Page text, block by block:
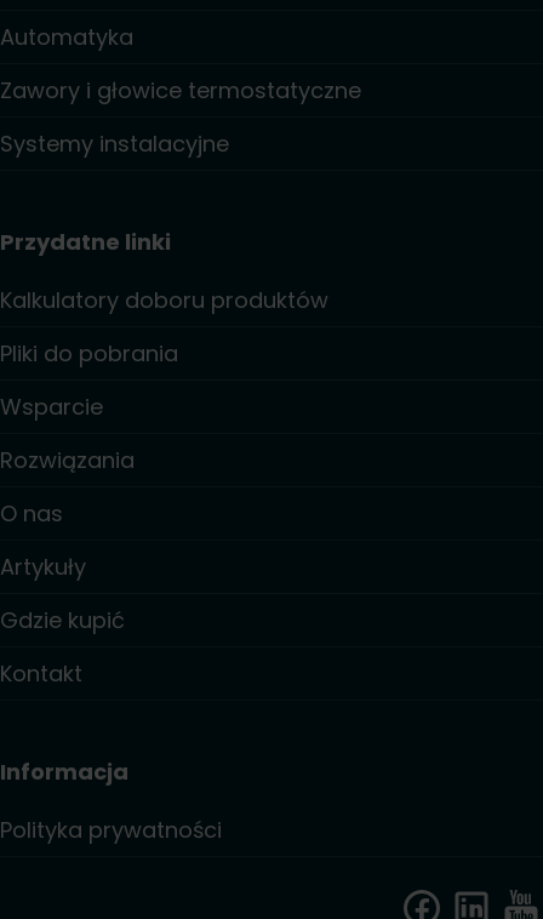
Automatyka
Zawory i głowice termostatyczne
Systemy instalacyjne
Przydatne linki
Kalkulatory doboru produktów
Pliki do pobrania
Wsparcie
Rozwiązania
O nas
Artykuły
Gdzie kupić
Kontakt
Informacja
Polityka prywatności